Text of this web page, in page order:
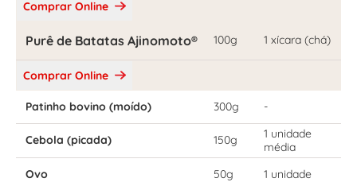
Comprar Online
Purê de Batatas Ajinomoto® 100g 1 xícara (chá)
Comprar Online
Patinho bovino (moído) 300g -
Cebola (picada) 150g
1 unidade
média
Ovo
50g 1 unidade